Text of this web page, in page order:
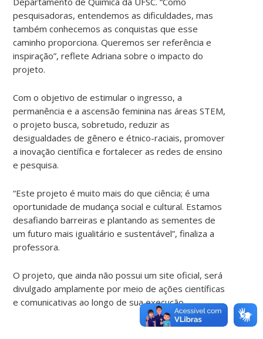
pesquisadoras, entendemos as dificuldades, mas
também conhecemos as conquistas que esse
caminho proporciona. Queremos ser referência e
inspiração”, reflete Adriana sobre o impacto do
projeto.
Com o objetivo de estimular o ingresso, a
permanência e a ascensão feminina nas áreas STEM,
o projeto busca, sobretudo, reduzir as
desigualdades de gênero e étnico-raciais, promover
a inovação científica e fortalecer as redes de ensino
e pesquisa.
“Este projeto é muito mais do que ciência; é uma
oportunidade de mudança social e cultural. Estamos
desafiando barreiras e plantando as sementes de
um futuro mais igualitário e sustentável”, finaliza a
professora.
O projeto, que ainda não possui um site oficial, será
divulgado amplamente por meio de ações científicas
e comunicativas ao longo de sua execução.